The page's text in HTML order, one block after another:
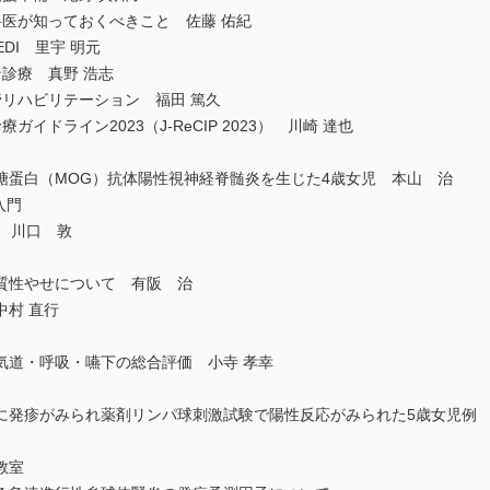
が知っておくべきこと 佐藤 佑紀
里宇 明元
診療 真野 浩志
ハビリテーション 福田 篤久
ガイドライン2023（J-ReCIP 2023） 川崎 達也
蛋白（MOG）抗体陽性視神経脊髄炎を生じた4歳女児 本山 治
門
川口 敦
性やせについて 有阪 治
村 直行
・呼吸・嚥下の総合評価 小寺 孝幸
発疹がみられ薬剤リンパ球刺激試験で陽性反応がみられた5歳女児
室